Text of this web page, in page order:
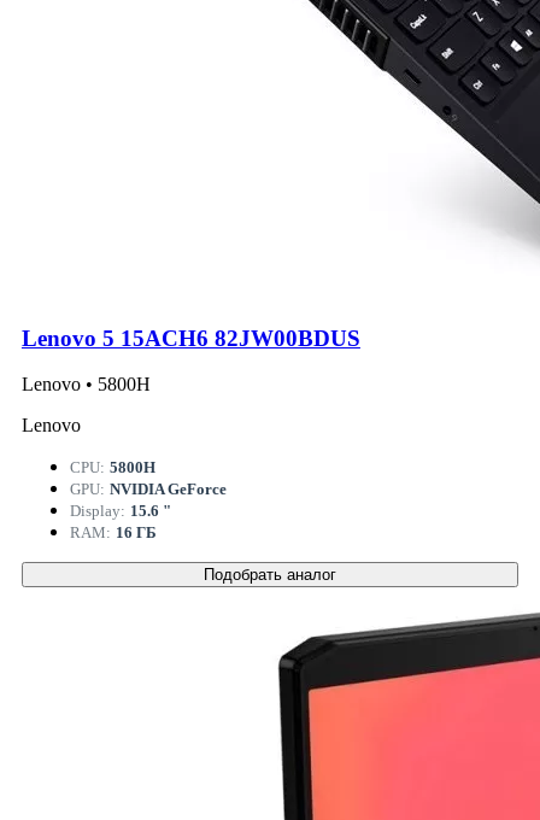
Lenovo 5 15ACH6 82JW00BDUS
Lenovo • 5800H
Lenovo
CPU: 5800H
GPU: NVIDIA GeForce
Display: 15.6 "
RAM: 16 ГБ
Подобрать аналог